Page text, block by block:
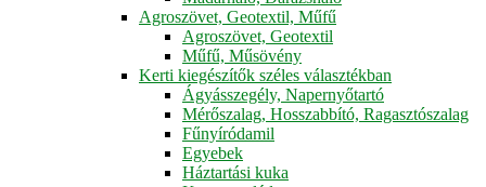
Agroszövet, Geotextil, Műfű
Agroszövet, Geotextil
Műfű, Műsövény
Kerti kiegészítők széles választékban
Ágyásszegély, Napernyőtartó
Mérőszalag, Hosszabbító, Ragasztószalag
Fűnyíródamil
Egyebek
Háztartási kuka